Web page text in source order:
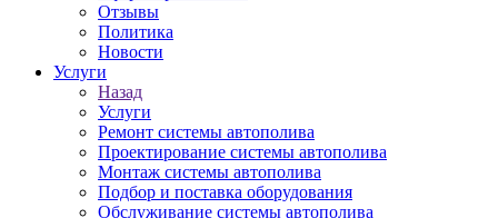
Отзывы
Политика
Новости
Услуги
Назад
Услуги
Ремонт системы автополива
Проектирование системы автополива
Монтаж системы автополива
Подбор и поставка оборудования
Обслуживание системы автополива